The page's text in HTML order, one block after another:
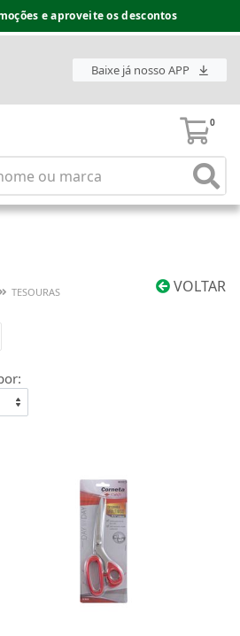
e aproveite os descontos
Baixe já nosso APP
0
VOLTAR
TESOURAS